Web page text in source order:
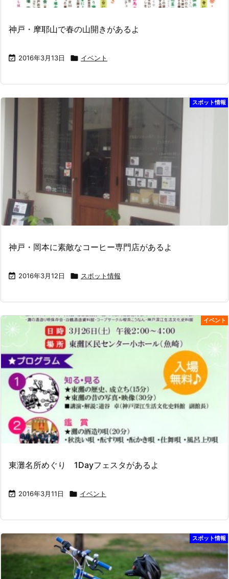
神戸・摩耶山で春の山開きがあるよ
 2016年3月13日  イベント
スポット情報
神戸・岡本に素敵なコーヒー専門店があるよ
 2016年3月12日  スポット情報
イベント
東灘名所めぐり 1Dayフェスタがあるよ
 2016年3月11日  イベント
スポット情報